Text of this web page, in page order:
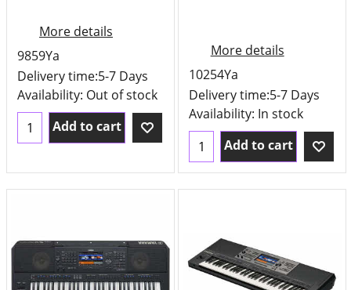
More details
9859Ya
Delivery time:5-7 Days
Availability: Out of stock
Add to cart
More details
10254Ya
Delivery time:5-7 Days
Availability: In stock
Add to cart